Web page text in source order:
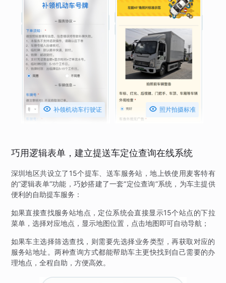
 补领机动车行驶证  照片拍摄标准
巧用逻辑表单，建立提送车定位查询在线系统
深圳地区共设立了15个提车、送车服务站，地上铁使用麦客特有
的“逻辑表单”功能，巧妙搭建了一套“定位查询”系统，为车主提供
便利的自助提车服务：
如果直接查找服务站地点，定位系统会直接显示15个站点的下拉
菜单，选择对应地点，显示地图位置，点击地图即可自动导航；
如果车主选择筛选查找，则需要先选择业务类型，再获取对应的
服务站地址。两种查询方式都能帮助车主更快找到自己需要的办
理地点，全程自助，方便高效。